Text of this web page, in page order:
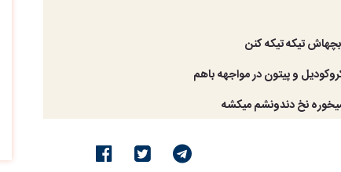
تیکه تیکه کنن
و پیتون در مواجهه باهم
نخ دندونشم میکشه